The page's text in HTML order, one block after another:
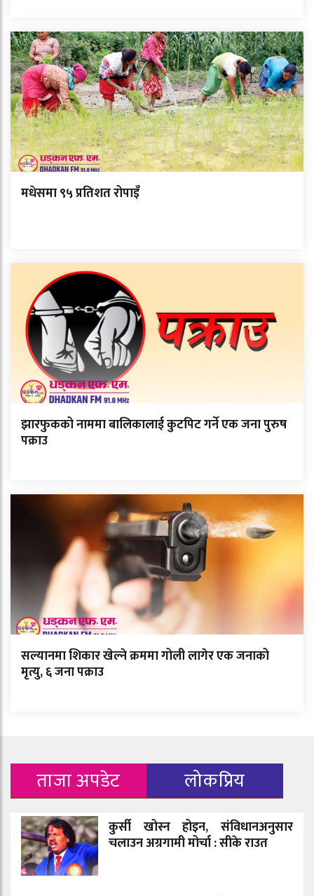
मधेसमा ९५ प्रतिशत रोपाइँ
झारफुकको नाममा बालिकालाई कुटपिट गर्ने एक जना पुरुष
पक्राउ
सल्यानमा शिकार खेल्ने क्रममा गोली लागेर एक जनाको
मृत्यु, ६ जना पक्राउ
ताजा अपडेट लोकप्रिय
कुर्सी खोस्न होइन, संविधानअनुसार
चलाउन अग्रगामी मोर्चा : सीके राउत